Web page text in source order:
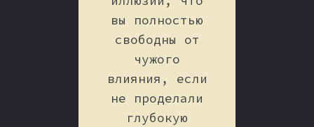
вы полностью
свободны от
чужого
влияния, если
не проделали
глубокую